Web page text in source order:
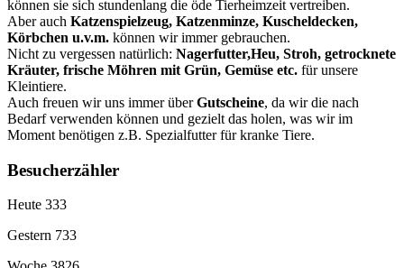
können sie sich stundenlang die öde Tierheimzeit vertreiben.
Aber auch Katzenspielzeug, Katzenminze, Kuscheldecken,
Körbchen u.v.m. können wir immer gebrauchen.
Nicht zu vergessen natürlich: Nagerfutter,Heu, Stroh, getrocknete
Kräuter, frische Möhren mit Grün, Gemüse etc. für unsere
Kleintiere.
Auch freuen wir uns immer überGutscheine, da wir die nach
Bedarf verwenden können und gezielt das holen, was wir im
Moment benötigen z.B. Spezialfutter für kranke Tiere.
Besucherzähler
Heute 333
Gestern 733